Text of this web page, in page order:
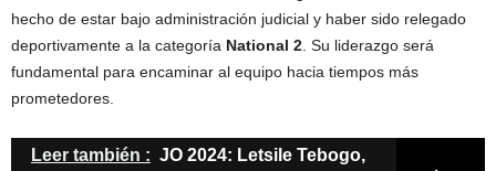
hecho de estar bajo administración judicial y haber sido relegado
deportivamente a la categoría National 2. Su liderazgo será
fundamental para encaminar al equipo hacia tiempos más
prometedores.
Leer también : JO 2024: Letsile Tebogo,